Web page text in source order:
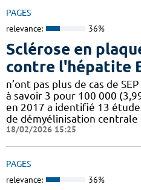
PAGES
relevance: 36%
Sclérose en
contre l'hépatite
n’ont pas plus de cas de
à savoir 3 pour 100 000
en 2017 a identifié 13
de démyélinisation centrale
18/02/2026 15:25
PAGES
relevance: 36%